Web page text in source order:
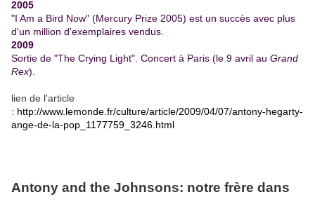
2005
"I Am a Bird Now" (Mercury Prize 2005) est un succès avec plus
d'un million d'exemplaires vendus.
2009
Sortie de "The Crying Light". Concert à Paris (le 9 avril au Grand
Rex).
lien de l'article
: http://www.lemonde.fr/culture/article/2009/04/07/antony-hegarty-
ange-de-la-pop_1177759_3246.html
Antony and the Johnsons: notre frère dans